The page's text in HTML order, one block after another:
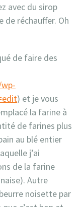
avec du sirop
de réchauffer. Oh
de faire des
) et je vous
la farine à
de farines plus
au blé entier
j’ai
de la farine
Autre
noisette par